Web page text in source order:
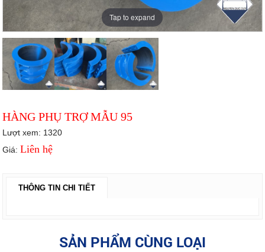
Tap to expand
HÀNG PHỤ TRỢ MẪU 95
Lượt xem: 1320
Giá: Liên hệ
THÔNG TIN CHI TIẾT
SẢN PHẨM CÙNG LOẠI